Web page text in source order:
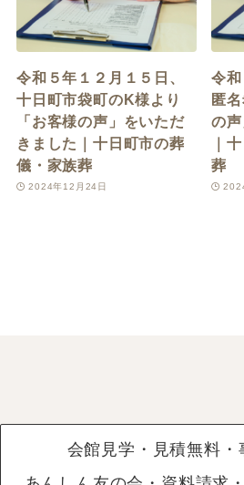
令和５年１２月１５日、
十日町市袋町のK様より
「お客様の声」をいただ
きました｜十日町市の葬
儀・家族葬
2024年12月24日
令和
匿
の
｜
葬
会館見学・見積無料・